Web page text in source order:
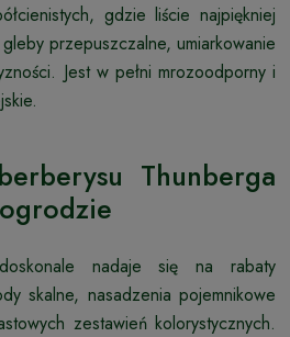
gdzie liście najpiękniej
przepuszczalne, umiarkowanie
Jest w pełni mrozoodporny i
Thunberga
doskonale nadaje się na rabaty
skalne, nasadzenia pojemnikowe
zestawień kolorystycznych.